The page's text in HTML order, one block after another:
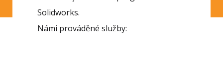
Solidworks.
Námi prováděné služby: